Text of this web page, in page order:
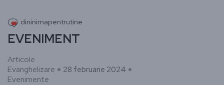
dininimapentrutine
EVENIMENT
Articole
Evanghelizare
Evenimente
28 februarie 2024